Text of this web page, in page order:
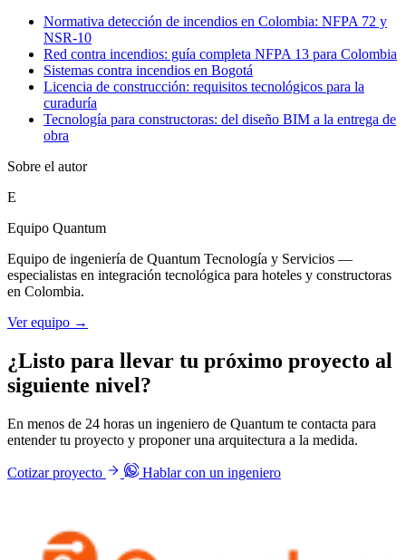
Normativa detección de incendios en Colombia: NFPA 72 y
NSR-10
Red contra incendios: guía completa NFPA 13 para Colombia
Sistemas contra incendios en Bogotá
Licencia de construcción: requisitos tecnológicos para la
curaduría
Tecnología para constructoras: del diseño BIM a la entrega de
obra
Sobre el autor
E
Equipo Quantum
Equipo de ingeniería de Quantum Tecnología y Servicios —
especialistas en integración tecnológica para hoteles y constructoras
en Colombia.
Ver equipo →
¿Listo para llevar tu próximo proyecto al
siguiente nivel?
En menos de 24 horas un ingeniero de Quantum te contacta para
entender tu proyecto y proponer una arquitectura a la medida.
Cotizar proyecto Hablar con un ingeniero